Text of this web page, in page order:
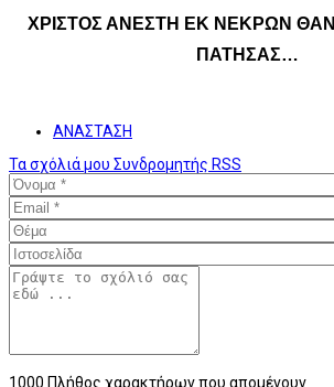
ΧΡΙΣΤΟΣ ΑΝΕΣΤΗ ΕΚ ΝΕΚΡΩΝ
ΠΑΤΗΣΑΣ…
ΑΝΑΣΤΑΣΗ
Τα σχόλιά μου Συνδρομητής RSS
1000 Πλήθος χαρακτήρων που απομένουν